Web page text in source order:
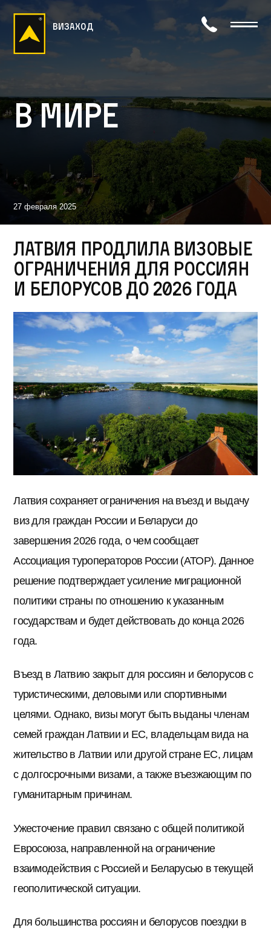
визаход
В мире
27 февраля 2025
Латвия продлила визовые
ограничения для россиян
и белорусов до 2026 года
Латвия сохраняет ограничения на въезд и выдачу
виз для граждан России и Беларуси до
завершения 2026 года, о чем сообщает
Ассоциация туроператоров России (АТОР). Данное
решение подтверждает усиление миграционной
политики страны по отношению к указанным
государствам и будет действовать до конца 2026
года.
Въезд в Латвию закрыт для россиян и белорусов с
туристическими, деловыми или спортивными
целями. Однако, визы могут быть выданы членам
семей граждан Латвии и ЕС, владельцам вида на
жительство в Латвии или другой стране ЕС, лицам
с долгосрочными визами, а также въезжающим по
гуманитарным причинам.
Ужесточение правил связано с общей политикой
Евросоюза, направленной на ограничение
взаимодействия с Россией и Беларусью в текущей
геополитической ситуации.
Для большинства россиян и белорусов поездки в